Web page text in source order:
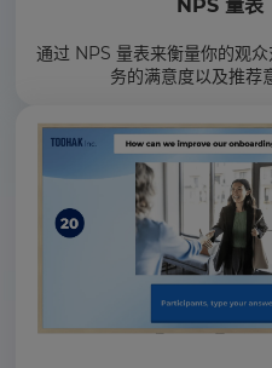
NPS 量表
通过 NPS 量表来衡量你的观
务的满意度以及推荐